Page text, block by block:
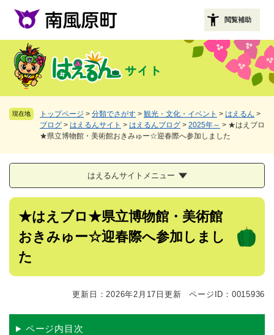
す
閲覧補助
現在地 トップページ > 分類でさがす > 観光・文化・イベント > はえるん >
ブログ > はえるんサイト > はえるんブログ > 2025年～ > ★はえブロ
★県立博物館・美術館おきみゅー☆迎春際へ参加しました
はえるんサイトメニュー
本
★はえブロ★県立博物館・美術館
おきみゅー☆迎春際へ参加しまし
た
更新日：2026年2月17日更新 ページID：0015936
ページ内目次